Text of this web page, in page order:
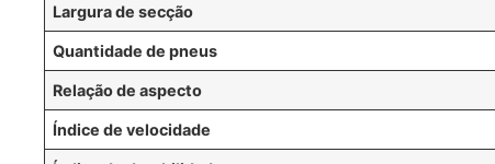
Largura de secção
Quantidade de pneus
Relação de aspecto
Índice de velocidade